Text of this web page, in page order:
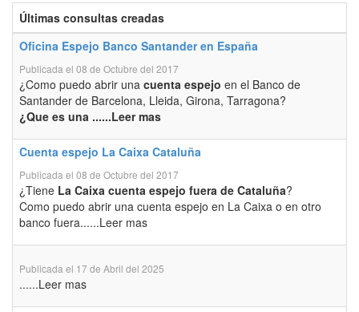
Últimas consultas creadas
Oficina Espejo Banco Santander en España
Publicada el 08 de Octubre del 2017
¿Como puedo abrir una cuenta espejo en el Banco de
Santander de Barcelona, Lleida, Girona, Tarragona?
¿Que es una ......Leer mas
Cuenta espejo La Caixa Cataluña
Publicada el 08 de Octubre del 2017
¿Tiene La Caixa cuenta espejo fuera de Cataluña?
Como puedo abrir una cuenta espejo en La Caixa o en otro
banco fuera......Leer mas
Publicada el 17 de Abril del 2025
......Leer mas